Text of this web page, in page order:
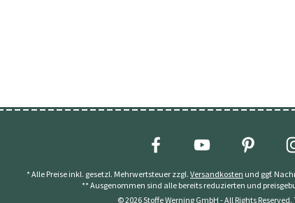
* Alle Preise inkl. gesetzl. Mehrwertsteuer zzgl. Versandkosten und ggf.
** Ausgenommen sind alle bereits reduzierten und
© 2026 Stoffe Werning GmbH - All Rights